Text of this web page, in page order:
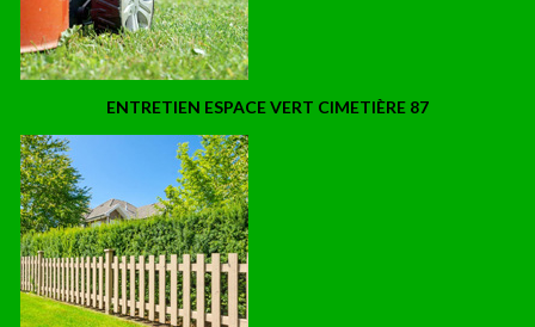
ENTRETIEN ESPACE VERT CIMETIÈRE 87